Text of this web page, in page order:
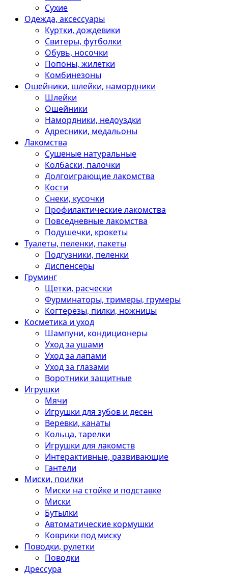
Сухие
Одежда, аксессуары
Куртки, дождевики
Свитеры, футболки
Обувь, носочки
Попоны, жилетки
Комбинезоны
Ошейники, шлейки, намордники
Шлейки
Ошейники
Намордники, недоуздки
Адресники, медальоны
Лакомства
Сушеные натуральные
Колбаски, палочки
Долгоиграющие лакомства
Кости
Снеки, кусочки
Профилактические лакомства
Повседневные лакомства
Подушечки, крокеты
Туалеты, пеленки, пакеты
Подгузники, пеленки
Диспенсеры
Груминг
Щетки, расчески
Фурминаторы, тримеры, грумеры
Когтерезы, пилки, ножницы
Косметика и уход
Шампуни, кондиционеры
Уход за ушами
Уход за лапами
Уход за глазами
Воротники защитные
Игрушки
Мячи
Игрушки для зубов и десен
Веревки, канаты
Кольца, тарелки
Игрушки для лакомств
Интерактивные, развивающие
Гантели
Миски, поилки
Миски на стойке и подставке
Миски
Бутылки
Автоматические кормушки
Коврики под миску
Поводки, рулетки
Поводки
Дрессура